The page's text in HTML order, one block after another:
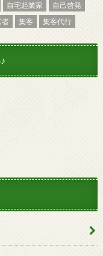
自宅起業家
自己啓発
者 集客 集客代行